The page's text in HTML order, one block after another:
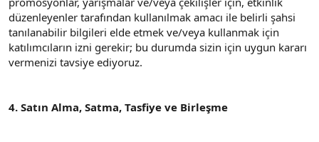
düzenleyenler tarafından kullanılmak amacı ile belirli şahsi
tanılanabilir bilgileri elde etmek ve/veya kullanmak için
katılımcıların izni gerekir; bu durumda sizin için uygun kararı
vermenizi tavsiye ediyoruz.
4. Satın Alma, Satma, Tasfiye ve Birleşme